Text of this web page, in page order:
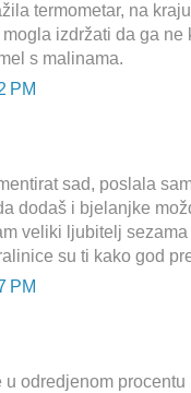
termometar, na
izdržati da ga ne
s malinama.
PM
sad, poslala
dodaš i bjelanjke
veliki ljubitelj
su ti kako god
PM
u odredjenom